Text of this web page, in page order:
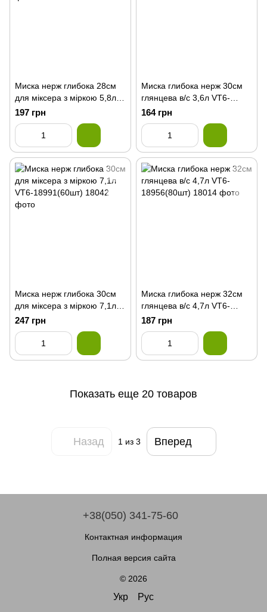
Миска нерж глибока 28см
для міксера з міркою 5,8л
VT6-18990(80шт)
197 грн
Миска глибока нерж 30см
глянцева в/с 3,6л VT6-
18955(80шт)
164 грн
Миска нерж глибока 30см
для міксера з міркою 7,1л
VT6-18991(60шт)
247 грн
Миска глибока нерж 32см
глянцева в/с 4,7л VT6-
18956(80шт)
187 грн
Показать еще 20 товаров
Назад 1 из 3 Вперед
+38(050) 341-75-60
Контактная информация
Полная версия сайта
© 2026
Укр Рус